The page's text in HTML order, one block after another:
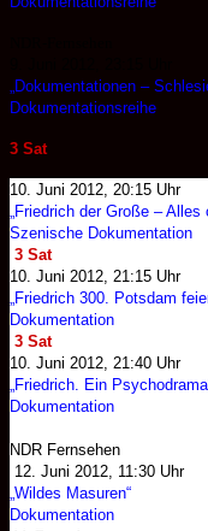
„Dokumentationen –
Dokumentationsreihe
3 Sat
10. Juni 2012, 20:15 Uhr
„Friedrich der Große – Alles
Szenische Dokumentation
3 Sat
10. Juni 2012, 21:15 Uhr
„Friedrich 300. Potsdam
Dokumentation
3 Sat
10. Juni 2012, 21:40 Uhr
„Friedrich. Ein
Dokumentation
NDR Fernsehen
12. Juni 2012, 11:30 Uhr
„Wildes Masuren“
Dokumentation